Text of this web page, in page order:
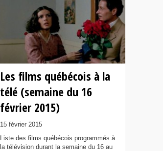
Les films québécois à la
télé (semaine du 16
février 2015)
15 février 2015
Liste des films québécois programmés à
la télévision durant la semaine du 16 au